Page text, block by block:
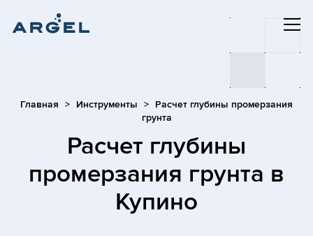
Главная Инструменты
Расчет глубины промерзания
грунта
Расчет глубины
промерзания грунта в
Купино